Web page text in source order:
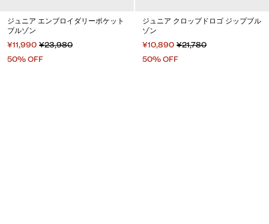
ジュニア エンブロイダリーポケット
ブルゾン
¥11,990 ¥23,980
50% OFF
ジュニア クロップドロゴ ジップブル
ゾン
¥10,890 ¥21,780
50% OFF